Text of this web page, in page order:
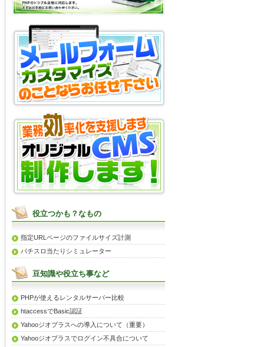
役立つかも？なもの
指定URLページのファイルサイズ計測
パチスロ当たりシミュレーター
豆知識や役立ち事など
PHPが使えるレンタルサーバー比較
htaccessでBasic認証
Yahooジオプラスへの導入について（重要）
Yahooジオプラスでログイン不具合について